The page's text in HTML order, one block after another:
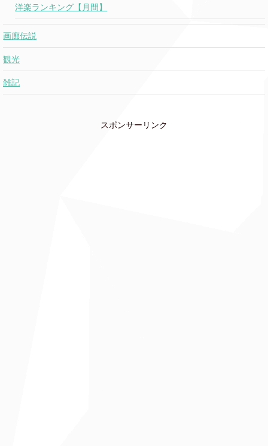
洋楽ランキング【月間】
画廊伝説
観光
雑記
スポンサーリンク